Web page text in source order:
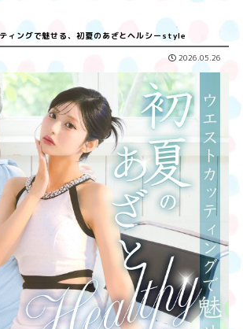
ィングで魅せる、初夏のあざとヘルシーstyle
2026.05.26